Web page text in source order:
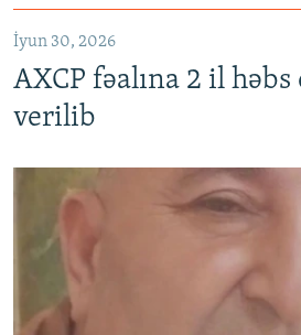
İyun 30, 2026
AXCP fəalına 2 il həbs
verilib